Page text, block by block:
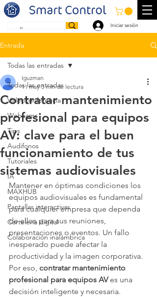
Iniciar sesión
Entrada
Todas las entradas
Videoconferencia
Webcams
Tips
Audifonos
Tutoriales
IA
MAXHUB
Pantallas interactivas
Cartelería digital
Colaboración inalámbrica
Todas las entradas
Contratar mantenimiento
profesional para equipos
AV: clave para el buen
funcionamiento de tus
sistemas audiovisuales
Iguzman
11 may 3 min de lectura
Mantener en óptimas condiciones los
equipos audiovisuales es fundamental
para cualquier empresa que dependa
de ellos para sus reuniones,
presentaciones o eventos. Un fallo
inesperado puede afectar la
productividad y la imagen corporativa.
Por eso, contratar mantenimiento
profesional para equipos AV es una
decisión inteligente y necesaria.